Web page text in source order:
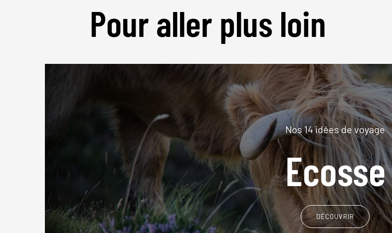
Pour aller plus loin
Nos 14 idées de voyage
Ecosse
DÉCOUVRIR